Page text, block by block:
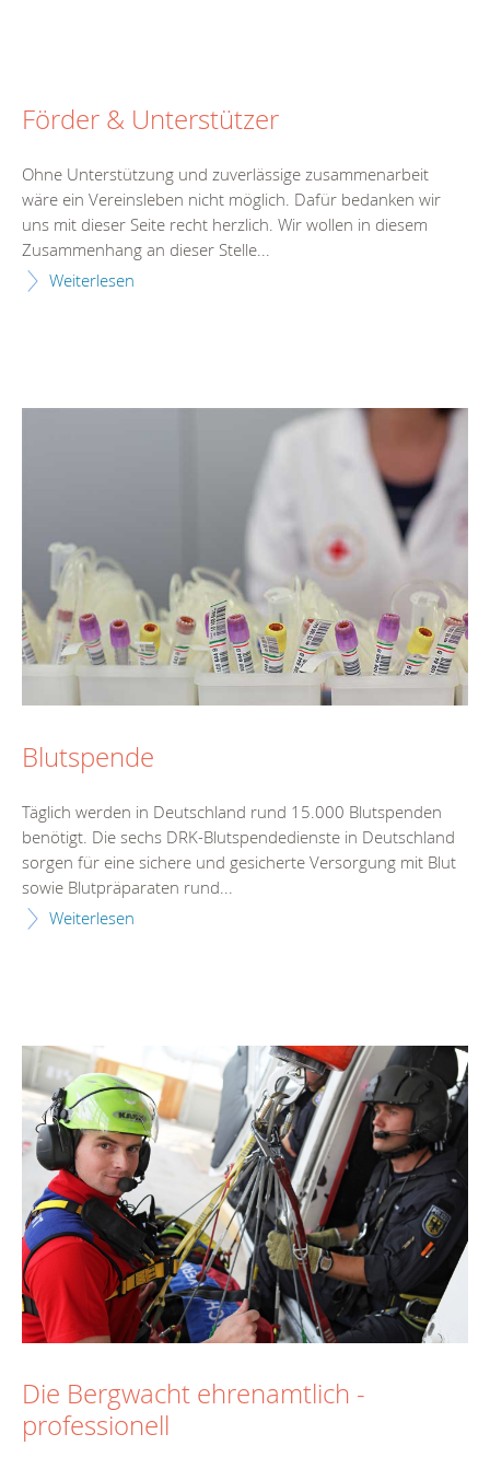
Förder & Unterstützer
Ohne Unterstützung und zuverlässige zusammenarbeit
wäre ein Vereinsleben nicht möglich. Dafür bedanken wir
uns mit dieser Seite recht herzlich. Wir wollen in diesem
Zusammenhang an dieser Stelle...
Weiterlesen
Blutspende
Täglich werden in Deutschland rund 15.000 Blutspenden
benötigt. Die sechs DRK-Blutspendedienste in Deutschland
sorgen für eine sichere und gesicherte Versorgung mit Blut
sowie Blutpräparaten rund...
Weiterlesen
Die Bergwacht ehrenamtlich -
professionell